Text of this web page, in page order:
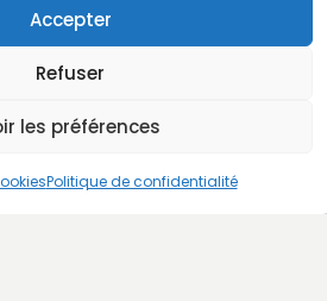
Accepter
Refuser
les préférences
Politique de confidentialité